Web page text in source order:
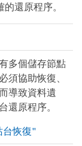
還原程序。
多個儲存節點
須協助恢復、
導致資料遺
還原程序。
台恢復"